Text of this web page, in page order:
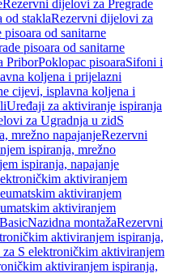
Rezervni dijelovi za Pregrade
od staklaRezervni dijelovi za
pisoara od sanitarne
pisoara od sanitarne
PriborPoklopac pisoaraSifoni i
koljena i prijelazni
cijevi, isplavna koljena i
Uređaji za aktiviranje ispiranja
za Ugradnja u zidS
mrežno napajanjeRezervni
ispiranja, mrežno
ispiranja, napajanje
aktiviranjem
aktiviranjem
aktiviranjem
Nazidna montažaRezervni
aktiviranjem ispiranja,
S elektroničkim aktiviranjem
aktiviranjem ispiranja,